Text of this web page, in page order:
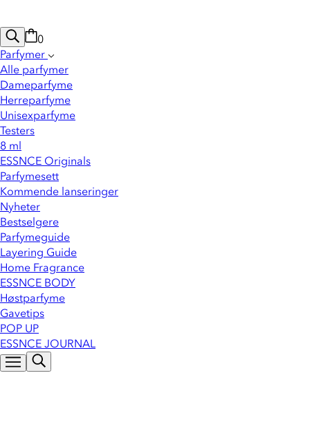
0
Parfymer
Alle parfymer
Dameparfyme
Herreparfyme
Unisexparfyme
Testers
8 ml
ESSNCE Originals
Parfymesett
Kommende lanseringer
Nyheter
Bestselgere
Parfymeguide
Layering Guide
Home Fragrance
ESSNCE BODY
Høstparfyme
Gavetips
POP UP
ESSNCE JOURNAL